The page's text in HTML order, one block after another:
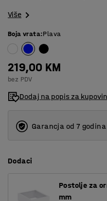
Više
Boja vrata:Plava
219,00 KM
bez PDV
Dodaj na popis za
Garancja od 7 godina
Dodaci
Postolje za
mm